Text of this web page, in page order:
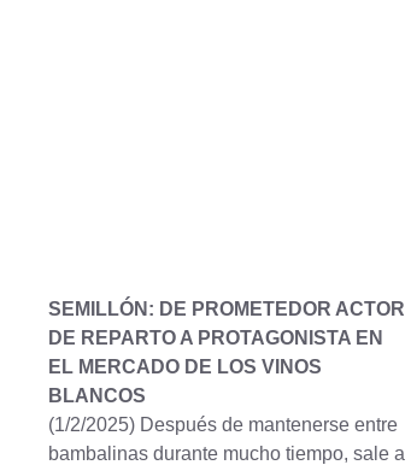
SEMILLÓN: DE PROMETEDOR ACTOR
DE REPARTO A PROTAGONISTA EN
EL MERCADO DE LOS VINOS
BLANCOS
(1/2/2025) Después de mantenerse entre
bambalinas durante mucho tiempo, sale a